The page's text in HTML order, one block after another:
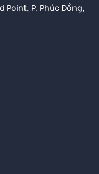
Point, P. Phúc Đồng,